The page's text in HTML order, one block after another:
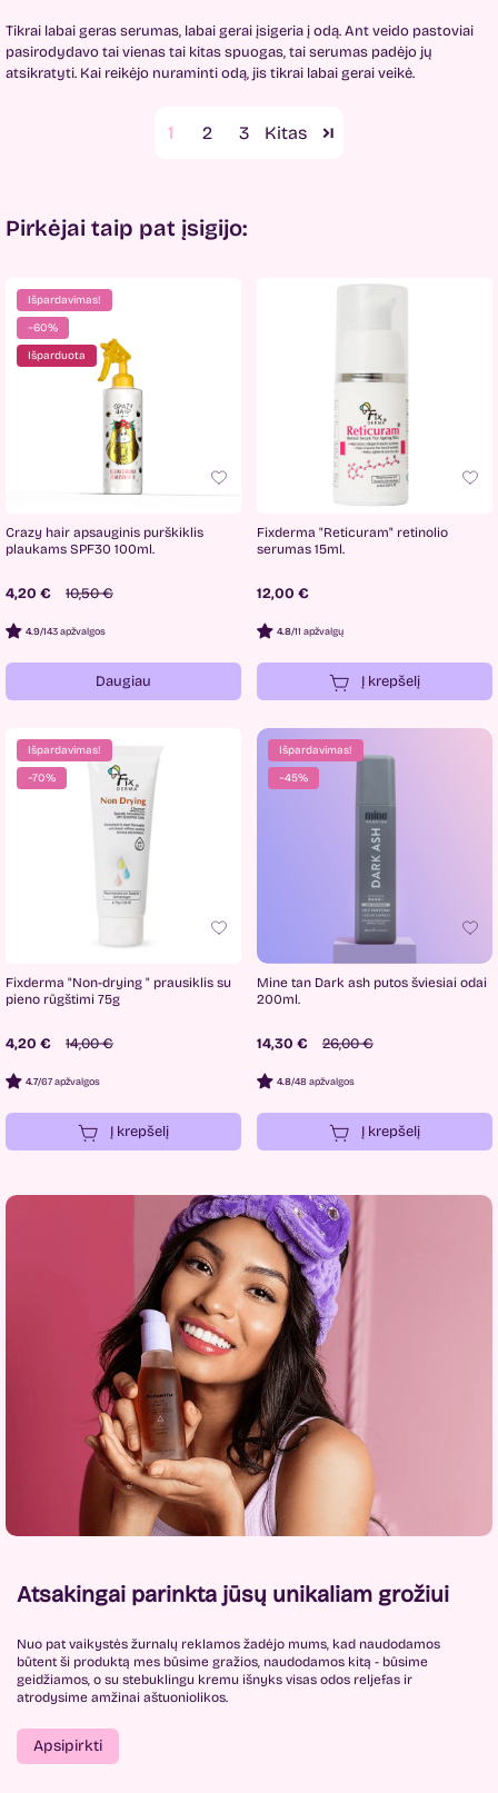
Tikrai labai geras serumas, labai gerai įsigeria į odą. Ant veido pastoviai
pasirodydavo tai vienas tai kitas spuogas, tai serumas padėjo jų
atsikratyti. Kai reikėjo nuraminti odą, jis tikrai labai gerai veikė.
1 2 3
Pirkėjai taip pat įsigijo:
Išpardavimas!
−60%
Išparduota
Crazy hair apsauginis purškiklis
plaukams SPF30 100ml.
4,20 € 10,50 €
4.9/143 apžvalgos
Daugiau
Fixderma "Reticuram" retinolio
serumas 15ml.
12,00 €
4.8/11 apžvalgų
Į krepšelį
Išpardavimas!
−70%
Fixderma "Non-drying " prausiklis su
pieno rūgštimi 75g
4,20 € 14,00 €
4.7/67 apžvalgos
Į krepšelį
Išpardavimas!
−45%
Mine tan Dark ash putos šviesiai odai
200ml.
14,30 € 26,00 €
4.8/48 apžvalgos
Į krepšelį
Atsakingai parinkta jūsų unikaliam grožiui
Nuo pat vaikystės žurnalų reklamos žadėjo mums, kad naudodamos
būtent ši produktą mes būsime gražios, naudodamos kitą - būsime
geidžiamos, o su stebuklingu kremu išnyks visas odos reljefas ir
atrodysime amžinai aštuoniolikos.
Apsipirkti